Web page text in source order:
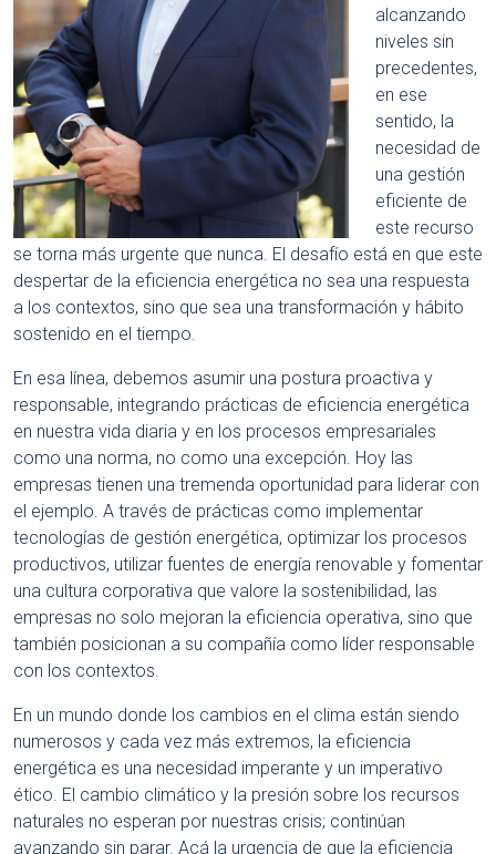
alcanzando
niveles sin
precedentes,
en ese
sentido, la
necesidad de
una gestión
eficiente de
este recurso
se torna más urgente que nunca. El desafío está en que este
despertar de la eficiencia energética no sea una respuesta
a los contextos, sino que sea una transformación y hábito
sostenido en el tiempo.
En esa línea, debemos asumir una postura proactiva y
responsable, integrando prácticas de eficiencia energética
en nuestra vida diaria y en los procesos empresariales
como una norma, no como una excepción. Hoy las
empresas tienen una tremenda oportunidad para liderar con
el ejemplo. A través de prácticas como implementar
tecnologías de gestión energética, optimizar los procesos
productivos, utilizar fuentes de energía renovable y fomentar
una cultura corporativa que valore la sostenibilidad, las
empresas no solo mejoran la eficiencia operativa, sino que
también posicionan a su compañía como líder responsable
con los contextos.
En un mundo donde los cambios en el clima están siendo
numerosos y cada vez más extremos, la eficiencia
energética es una necesidad imperante y un imperativo
ético. El cambio climático y la presión sobre los recursos
naturales no esperan por nuestras crisis; continúan
avanzando sin parar. Acá la urgencia de que la eficiencia